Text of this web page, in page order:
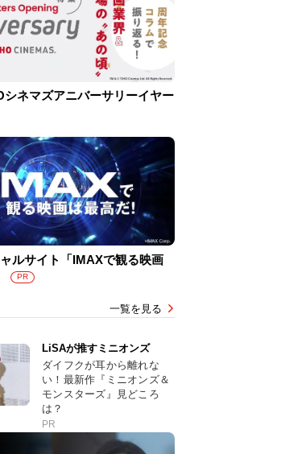
シネマズアニバーサリーイヤー
ルサイト「IMAXで観る映画
PR
一覧を見る
LiSAが推すミニオンズ
ダイフクが耳から離れな
い！最新作『ミニオンズ＆
モンスターズ』見どころ
は？
PR